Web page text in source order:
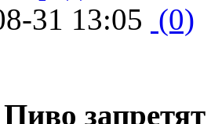
31 13:05 (0)
Пиво